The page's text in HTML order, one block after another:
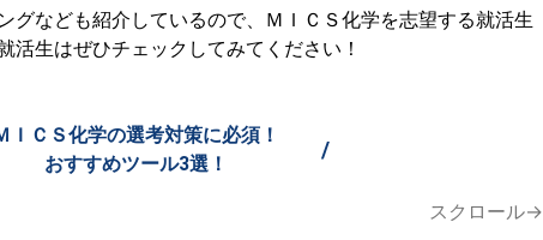
グなども紹介しているので、ＭＩＣＳ化学を志望する就活生
活生はぜひチェックしてみてください！
ＩＣＳ化学の選考対策に必須！
おすすめツール3選！
/
スクロール→